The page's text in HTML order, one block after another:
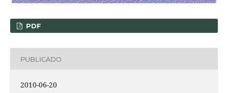
PDF
PUBLICADO
2010-06-20